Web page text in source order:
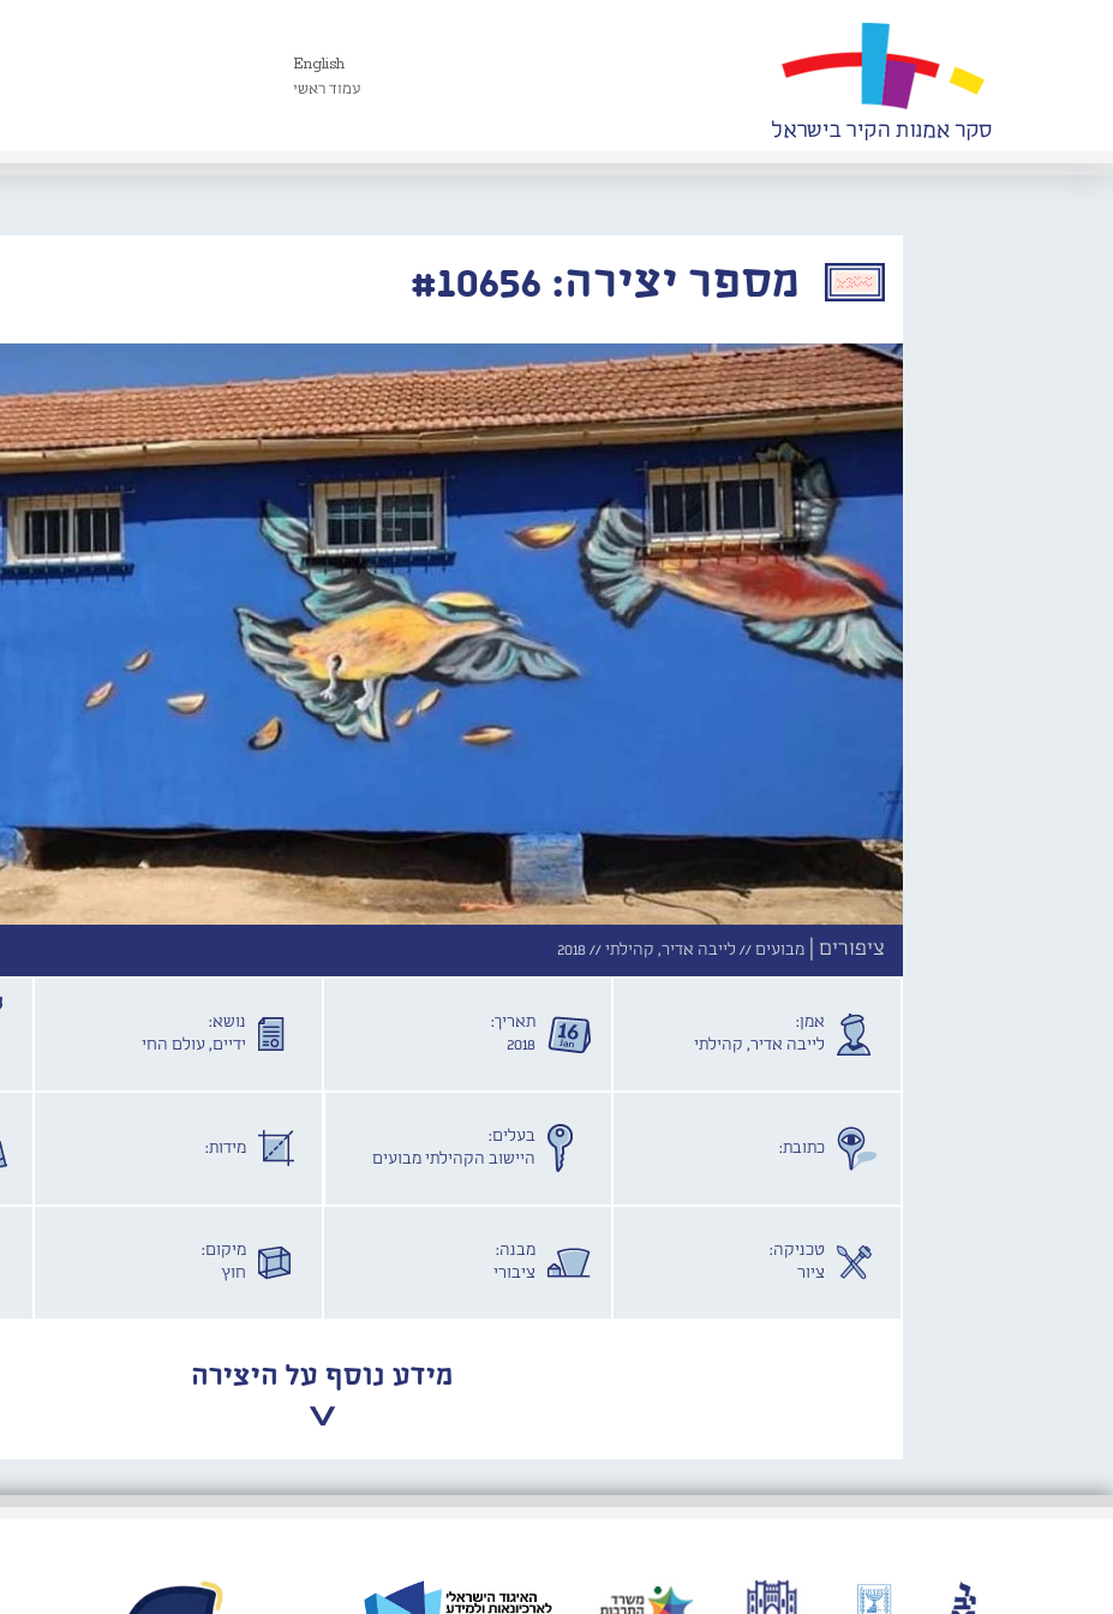
English
עמוד ראשי
מספר יצירה: #10656
ציפורים | מבועים // לייבה אדיר, קהילתי // 2018
אמן:
לייבה אדיר, קהילתי
תאריך:
2018
נושא:
ידיים, עולם החי
כתובת:
בעלים:
היישוב הקהילתי מבועים
מידות:
טכניקה:
ציור
מבנה:
ציבורי
מיקום:
חוץ
מידע נוסף על היצירה